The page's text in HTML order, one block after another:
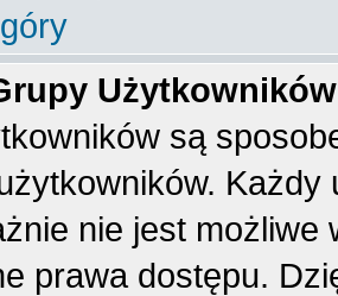
są
nie jest
prawa dostępu.